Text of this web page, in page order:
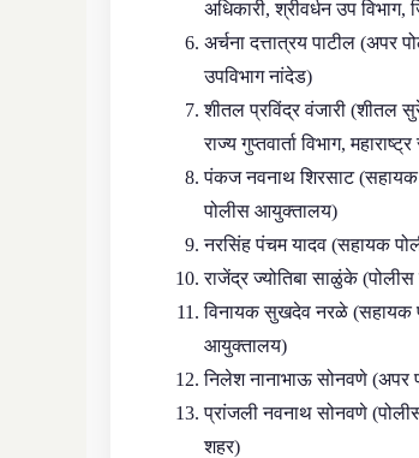
अधिकारी, श्रीवर्धन उप विभाग,
अर्चना दत्तात्रय पाटील (अपर
उपविभाग नांदेड)
शीतल प्रविंद्र वंजारी (शीतल
राज्य गुप्तवार्ता विभाग,
पंकज नवनाथ शिरसाट (सहायक
पोलीस आयुक्तालय)
नरसिंह पंचम यादव (सहायक
राजेंद्र ज्योतिबा साळुंके
विनायक सुखदेव नरळे (सहायक
आयुक्तालय)
निलेश नानाभाऊ सोनवणे (अपर
प्रांजली नवनाथ सोनवणे
शहर)